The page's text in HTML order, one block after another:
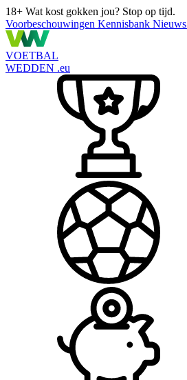
18+ Wat kost gokken jou? Stop op tijd.
Voorbeschouwingen Kennisbank Nieuws
VOETBAL
WEDDEN .eu